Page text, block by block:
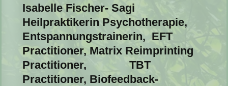
Isabelle Fischer- Sagi
Heilpraktikerin Psychotherapie,
Entspannungstrainerin, EFT
Practitioner, Matrix Reimprinting
Practitioner, TBT
Practitioner, Biofeedback-